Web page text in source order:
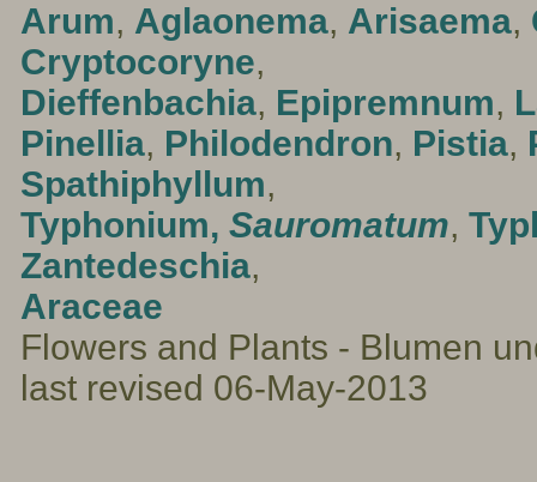
Arum, Aglaonema, Arisaema,
Cryptocoryne,
Dieffenbachia, Epipremnum,
Pinellia, Philodendron, Pistia,
Spathiphyllum,
Typhonium, Sauromatum,
Zantedeschia,
Araceae
Flowers and Plants - Blumen
last revised 06-May-2013